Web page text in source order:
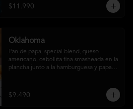
$11.990
Oklahoma
Pan de papa, special blend, queso
americano, cebollita fina smasheada en la
plancha junto a la hamburguesa y papas
$9.490